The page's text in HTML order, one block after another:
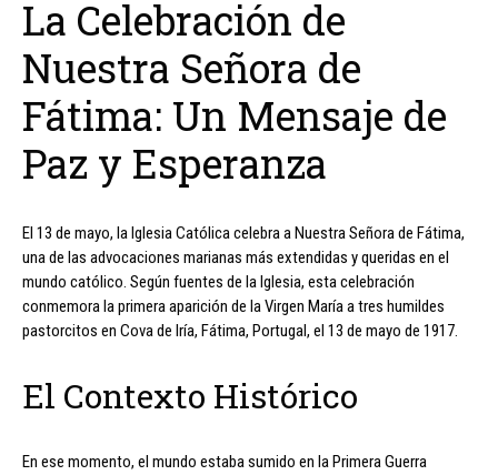
La Celebración de
Nuestra Señora de
Fátima: Un Mensaje de
Paz y Esperanza
El 13 de mayo, la Iglesia Católica celebra a Nuestra Señora de Fátima,
una de las advocaciones marianas más extendidas y queridas en el
mundo católico. Según fuentes de la Iglesia, esta celebración
conmemora la primera aparición de la Virgen María a tres humildes
pastorcitos en Cova de Iría, Fátima, Portugal, el 13 de mayo de 1917.
El Contexto Histórico
En ese momento, el mundo estaba sumido en la Primera Guerra